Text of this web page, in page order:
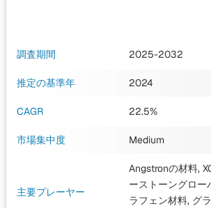
調査期間 2025-2032
推定の基準年 2024
CAGR 22.5%
市場集中度 Medium
主要プレーヤー
Angstronの材料,
ーストーングロー
ラフェン材料, グ